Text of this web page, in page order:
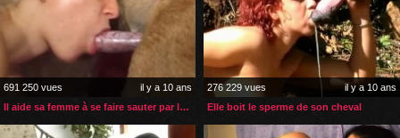
691 250 vues
il y a 10 ans
Il aide sa femme à se faire sauter par le chien
276 229 vues
il y a 10 ans
Elle boit le sperme de son cheval